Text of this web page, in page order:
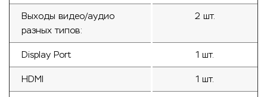
Выходы видео/аудио
разных типов:
2 шт.
Display Port 1 шт.
HDMI 1 шт.